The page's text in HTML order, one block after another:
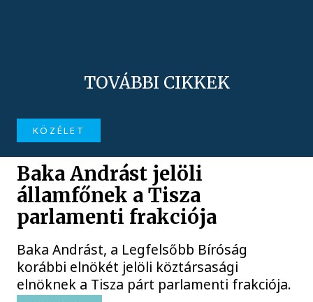
TOVÁBBI CIKKEK
KÖZÉLET
Baka Andrást jelöli
államfőnek a Tisza
parlamenti frakciója
Baka Andrást, a Legfelsőbb Bíróság
korábbi elnökét jelöli köztársasági
elnöknek a Tisza párt parlamenti frakciója.